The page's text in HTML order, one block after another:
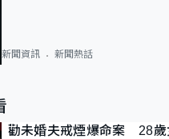
新聞資訊 新聞熱話
勸未婚夫戒煙爆命案 28歲